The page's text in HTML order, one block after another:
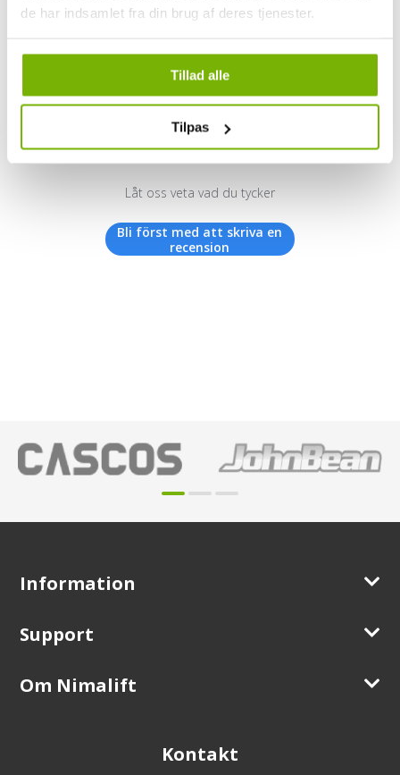
de har indsamlet fra din brug af deres tjenester.
Tillad alle
Tilpas
Vi letar efter stjärnor!
Låt oss veta vad du tycker
Bli först med att skriva en
recension
Information
Support
Om Nimalift
Kontakt